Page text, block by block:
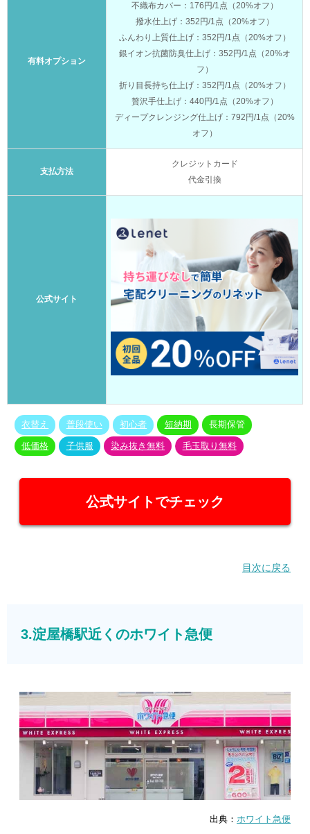
有料オプション
不織布カバー：176円/1点（20%オフ）
撥水仕上げ：352円/1点（20%オフ）
ふんわり上質仕上げ：352円/1点（20%オフ）
銀イオン抗菌防臭仕上げ：352円/1点（20%オ
フ）
折り目長持ち仕上げ：352円/1点（20%オフ）
贅沢手仕上げ：440円/1点（20%オフ）
ディープクレンジング仕上げ：792円/1点（20%
オフ）
支払方法
クレジットカード
代金引換
公式サイト
衣替え 普段使い 初心者 短納期 長期保管
低価格 子供服 染み抜き無料 毛玉取り無料
公式サイトでチェック
目次に戻る
3.淀屋橋駅近くのホワイト急便
出典： ホワイト急便